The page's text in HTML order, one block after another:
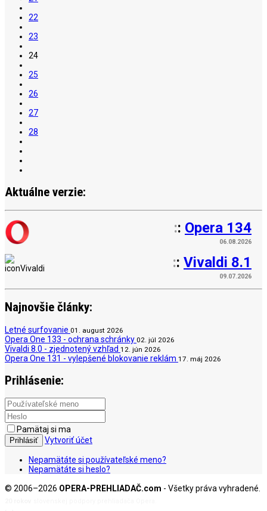
22
23
24
25
26
27
28
Aktuálne verzie:
:: Opera 134
06.08.2026
:: Vivaldi 8.1
09.07.2026
Najnovšie články:
Letné surfovanie 01. august 2026
Opera One 133 - ochrana schránky 02. júl 2026
Vivaldi 8.0 - zjednotený vzhľad 12. jún 2026
Opera One 131 - vylepšené blokovanie reklám 17. máj 2026
Prihlásenie:
Pamätaj si ma
Prihlásiť Vytvoriť účet
Nepamätáte si používateľské meno?
Nepamätáte si heslo?
© 2006–2026 OPERA-PREHLIADAČ.com - Všetky práva vyhradené.